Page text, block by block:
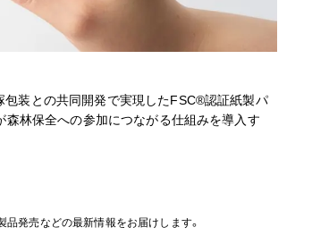
装との共同開発で実現したFSC®認証紙製パ
森林保全への参加につながる仕組みを導入す
品発売などの最新情報をお届けします。